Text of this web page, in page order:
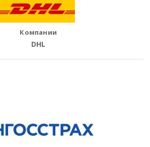
Компании
DHL